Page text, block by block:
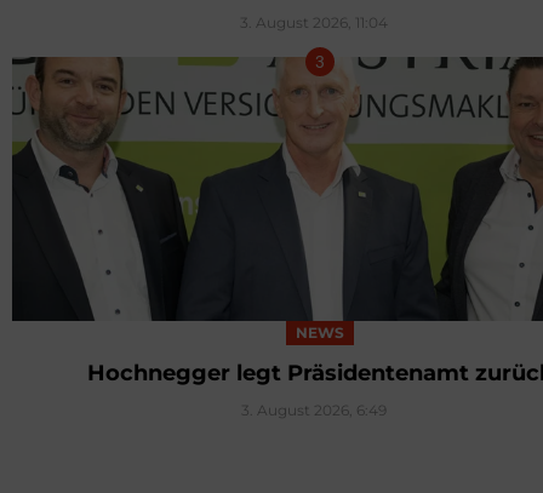
3. August 2026, 11:04
NEWS
Hochnegger legt Präsidentenamt
3. August 2026, 6:49